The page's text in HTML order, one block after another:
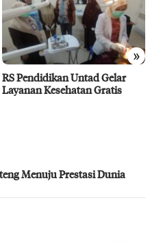
»
RS Pendidikan Untad Gelar
Layanan Kesehatan Gratis
Menuju Prestasi Dunia